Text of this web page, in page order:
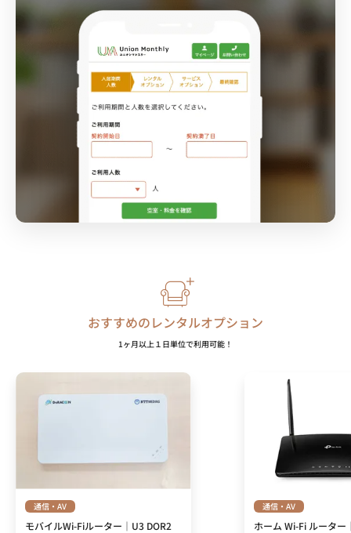
おすすめのレンタルオプション
1ヶ月以上１日単位で利用可能！
通信・AV
モバイルWi-Fiルーター｜U3 DOR2
通信・AV
ホーム Wi-Fi ルータ